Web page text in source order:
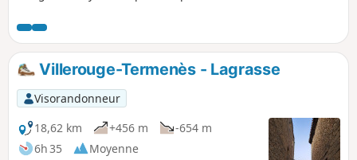
pont romain de Rieux-en-Val.
Villerouge-Termenès - Lagrasse
Visorandonneur
18,62 km
+456 m
-654 m
6h 35
Moyenne